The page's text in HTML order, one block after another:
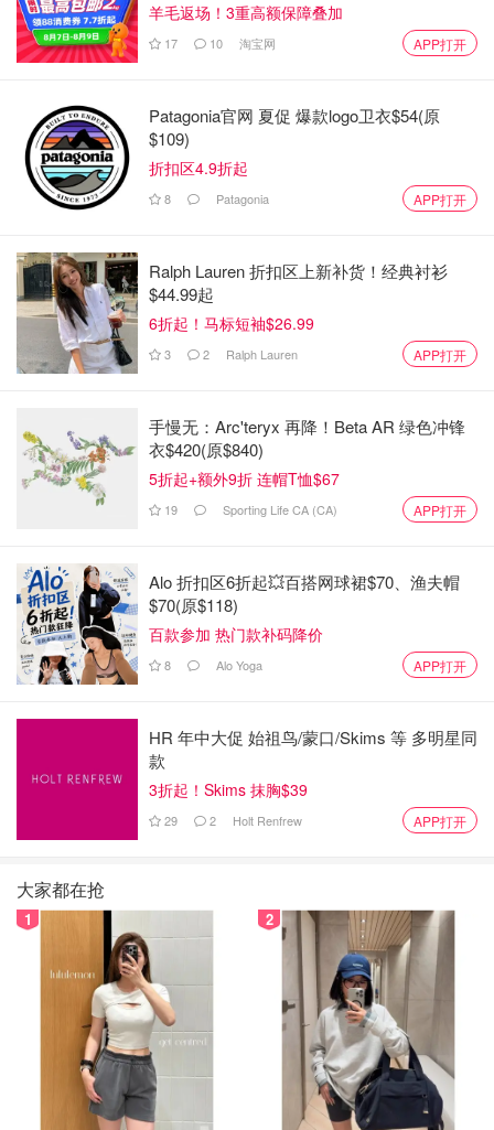
Thayers家这款玫瑰水貌似挺火的。我是混油敏感皮，怕早
上用会太滋润，所以我是晚上用得这瓶。不含酒精，对敏感
肌肤太友好了！香味淡淡的，很喜欢！
羊毛返场！3重高额保障叠加
17 10 淘宝网 APP打开
Patagonia官网 夏促 爆款logo卫衣$54(原
$109)
折扣区4.9折起
8 Patagonia APP打开
Ralph Lauren 折扣区上新补货！经典衬衫
$44.99起
6折起！马标短袖$26.99
3 2 Ralph Lauren APP打开
手慢无：Arc'teryx 再降！Beta AR 绿色冲锋
衣$420(原$840)
5折起+额外9折 连帽T恤$67
19 Sporting Life CA (CA) APP打开
Alo 折扣区6折起💥百搭网球裙$70、渔夫帽
$70(原$118)
百款参加 热门款补码降价
8 Alo Yoga APP打开
HR 年中大促 始祖鸟/蒙口/Skims 等 多明星同
款
3折起！Skims 抹胸$39
29 2 Holt Renfrew APP打开
大家都在抢
1 2